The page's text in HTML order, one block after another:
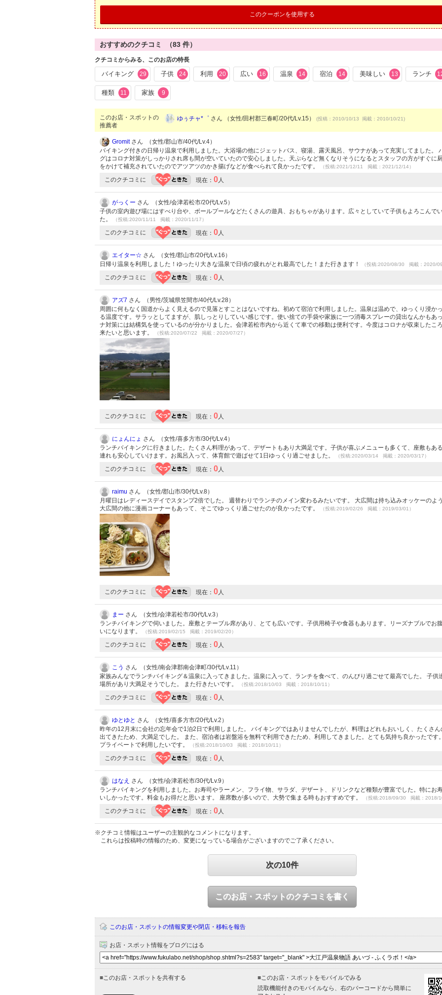
このクーポンを使用する
おすすめのクチコミ （83 件）
クチコミからみる、このお店の特長
バイキング 29 子供 24 利用 20 広い 16 温泉 14 宿泊 14 美味しい 13 ランチ
種類 11 家族 9
このお店・スポットの
推薦者
ゆぅチャ*゜ さん （女性/田村郡三春町/20代/Lv.15） (投稿：2010/10/13 掲載：2010/10/21)
Gromitさん （女性/郡山市/40代/Lv.4）
バイキング付きの日帰り温泉で利用しました。大浴場の他にジェットバス、寝湯、露天風呂、サウナがあって充実してました。
グはコロナ対策がしっかりされ席も間が空いていたので安心しました。天ぷらなど無くなりそうになるとスタッフの方がすぐに
をかけて補充されていたのでアツアツのかき揚げなどが食べられて良かったです。
（投稿:2021/12/11 掲載：2021/12/14）
このクチコミに 現在： 0人
がっくー さん （女性/会津若松市/20代/Lv.5）
子供の室内遊び場にはすべり台や、ボールプールなどたくさんの遊具、おもちゃがあります。広々としていて子供もよろこんで
た。
（投稿:2020/11/11 掲載：2020/11/17）
このクチコミに 現在： 0人
エイター☆ さん （女性/郡山市/20代/Lv.16）
日帰り温泉を利用しました！ゆったり大きな温泉で日頃の疲れがとれ最高でした！また行きます！
（投稿:2020/08/30 掲載：2020/
このクチコミに 現在： 0人
アズ7 さん （男性/茨城県笠間市/40代/Lv.28）
周囲に何もなく国道からよく見えるので見落とすことはないですね。初めて宿泊で利用しました。温泉は温めで、ゆっくり浸か
る温度です。サラッとしてますが、肌しっとりしていい感じです。使い捨ての手袋や‍家族に一つ消毒スプレーの貸出なんかもあ
ナ対策には結構気を使っているのが分かりました。会津若松市内から近くて車での移動は便利です。今度はコロナが収束したこ
来たいと思います。
（投稿:2020/07/22 掲載：2020/07/27）
このクチコミに 現在： 0人
にょんにょ さん （女性/喜多方市/30代/Lv.4）
ランチバイキングに行きました。たくさん料理があって、デザートもあり大満足です。子供が喜ぶメニューも多くて、座敷もあ
連れも安心していけます。お風呂入って、体育館で遊ばせて1日ゆっくり過ごせました。
（投稿:2020/03/14 掲載：2020/03/17）
このクチコミに 現在： 0人
raimu さん （女性/郡山市/30代/Lv.8）
月曜日はレディースデイでスタンプ2倍でした。 週替わりでランチのメイン変わるみたいです。 大広間は持ち込みオッケーのよう
大広間の他に漫画コーナーもあって、そこでゆっくり過ごせたのが良かったです。
（投稿:2019/02/26 掲載：2019/03/01）
このクチコミに 現在： 0人
まー さん （女性/会津若松市/30代/Lv.3）
ランチバイキングで伺いました。座敷とテーブル席があり、とても広いです。子供用椅子や食器もあります。リーズナブルでお
いになります。
（投稿:2019/02/15 掲載：2019/02/20）
このクチコミに 現在： 0人
こう さん （女性/南会津郡南会津町/30代/Lv.11）
家族みんなでランチバイキング＆温泉に入ってきました。温泉に入って、ランチを食べて、のんびり過ごせて最高でした。 子供
場所があり大満足そうでした。 また行きたいです。
（投稿:2018/10/03 掲載：2018/10/11）
このクチコミに 現在： 0人
ゆとゆと さん （女性/喜多方市/20代/Lv.2）
昨年の12月末に会社の忘年会で1泊2日で利用しました。 バイキングではありませんでしたが、料理はどれもおいしく、たくさん
出てきたため、大満足でした。 また、宿泊者は岩盤浴を無料で利用できたため、利用してきました。とても気持ち良かったです
プライベートで利用したいです。
（投稿:2018/10/03 掲載：2018/10/11）
このクチコミに 現在： 0人
はなえ さん （女性/会津若松市/30代/Lv.9）
ランチバイキングを利用しました。お寿司やラーメン、フライ物、サラダ、デザート、ドリンクなど種類が豊富でした。特にお
いしかったです。料金もお得だと思います。 座席数が多いので、大勢で集まる時もおすすめです。
（投稿:2018/09/30 掲載：2018/
このクチコミに 現在： 0人
※クチコミ情報はユーザーの主観的なコメントになります。
これらは投稿時の情報のため、変更になっている場合がございますのでご了承ください。
次の10件
このお店・スポットのクチコミを書く
このお店・スポットの情報変更や閉店・移転を報告
お店・スポット情報をブログにはる
■このお店・スポットを共有する ■このお店・スポットをモバイルでみる
読取機能付きのモバイルなら、右のバーコードから簡単に